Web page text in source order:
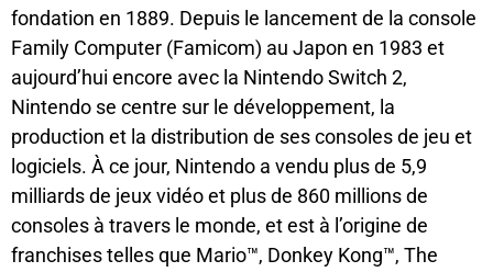
fondation en 1889. Depuis le lancement de la console
Family Computer (Famicom) au Japon en 1983 et
aujourd’hui encore avec la Nintendo Switch 2,
Nintendo se centre sur le développement, la
production et la distribution de ses consoles de jeu et
logiciels. À ce jour, Nintendo a vendu plus de 5,9
milliards de jeux vidéo et plus de 860 millions de
consoles à travers le monde, et est à l’origine de
franchises telles que Mario™, Donkey Kong™, The